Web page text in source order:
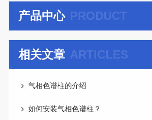
PRODUCT
产品中心
ARTICLES
相关文章
气相色谱柱的介绍
如何安装气相色谱柱？